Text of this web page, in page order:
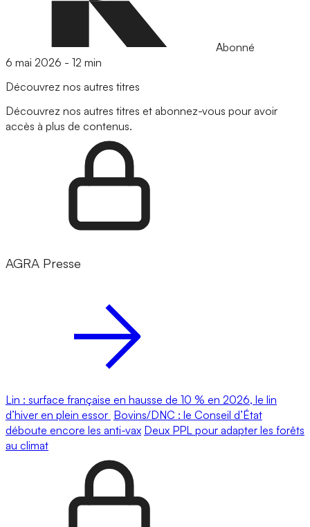
Abonné
6 mai 2026 - 12 min
Découvrez nos autres titres
Découvrez nos autres titres et abonnez-vous pour avoir
accès à plus de contenus.
AGRA Presse
Lin : surface française en hausse de 10 % en 2026, le lin
d’hiver en plein essor Bovins/DNC : le Conseil d’État
déboute encore les anti-vax Deux PPL pour adapter les forêts
au climat